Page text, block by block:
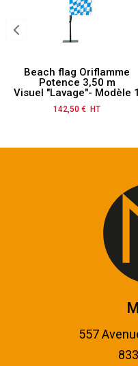
Beach flag Oriflamme
Potence 3,50 m
Visuel "Lavage"- Modèle 1
Prix
142,50 € HT
557